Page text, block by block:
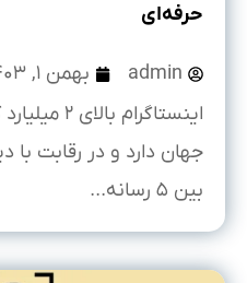
حرفه‌‌ای
admin بهمن ۱, ۱۴۰۳
اینستاگرام
جهان دارد و در رقابت با
بین ۵ رسانه...